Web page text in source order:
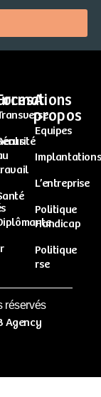
A
propos
Equipes
Implantations
L’entreprise
Politique
Handicap
Politique
rse
réservés
Agency